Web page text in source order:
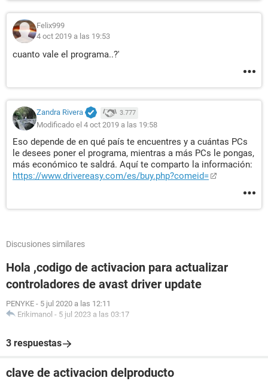
Felix999
4 oct 2019 a las 19:53
cuanto vale el programa..?'
Zandra Rivera 3.777
Modificado el 4 oct 2019 a las 19:58
Eso depende de en qué país te encuentres y a cuántas PCs
le desees poner el programa, mientras a más PCs le pongas,
más económico te saldrá. Aquí te comparto la información:
https://www.drivereasy.com/es/buy.php?comeid=
Discusiones similares
Hola ,codigo de activacion para actualizar
controladores de avast driver update
PENYKE - 5 jul 2020 a las 12:11
Erikimanol - 5 jul 2023 a las 03:17
3 respuestas
clave de activacion delproducto